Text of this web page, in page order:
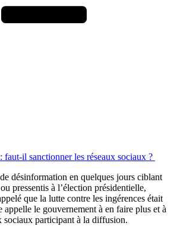
faut-il sanctionner les réseaux sociaux ?
désinformation en quelques jours ciblant
pressentis à l’élection présidentielle,
que la lutte contre les ingérences était
le gouvernement à en faire plus et à
sociaux participant à la diffusion.